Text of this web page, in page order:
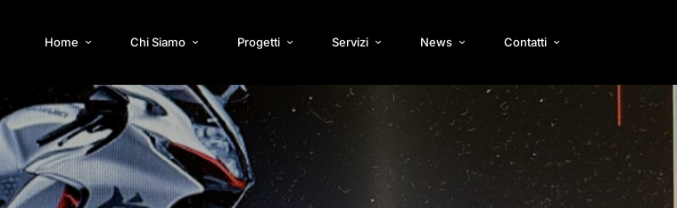
Home Chi Siamo Progetti Servizi News Contatti